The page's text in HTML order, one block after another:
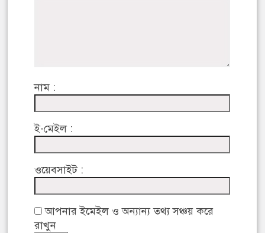
নাম :
ই-মেইল :
ওয়েবসাইট :
আপনার ইমেইল ও অন্যান্য তথ্য সঞ্চয় করে
রাখুন